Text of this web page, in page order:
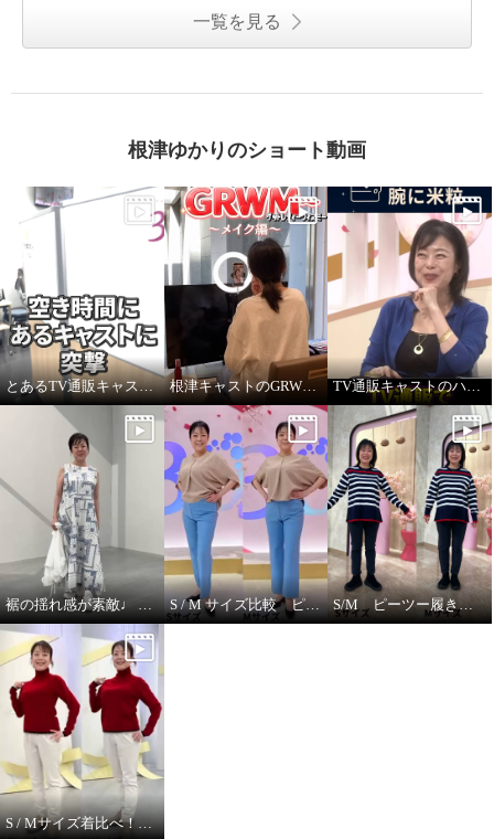
一覧を見る
根津ゆかりのショート動画
とあるTV通販キャストの髪型 根津キャストのGRWM～バブルファンデ紹介します！
裾の揺れ感が素敵♩ ハヤマブリーズ ワンピース S / M サイズ比較 ピーツー S/M ピーツー履き比べ
S / Mサイズ着比べ！ モカサンジュンコシマダ